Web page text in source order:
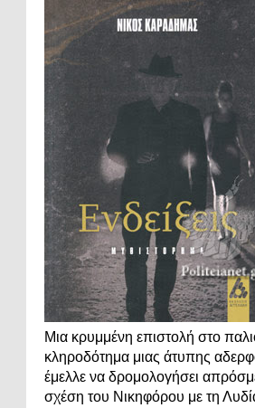
Μια κρυμμένη επιστολή στο
κληροδότημα μιας άτυπης
έμελλε να δρομολογήσει
σχέση του Νικηφόρου με τη